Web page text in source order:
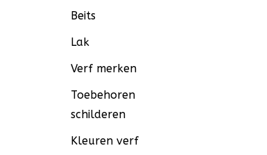
Beits
Lak
Verf merken
Toebehoren
schilderen
Kleuren verf